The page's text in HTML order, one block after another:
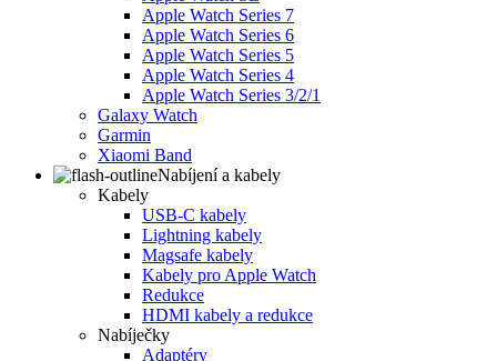
Apple Watch Series 7
Apple Watch Series 6
Apple Watch Series 5
Apple Watch Series 4
Apple Watch Series 3/2/1
Galaxy Watch
Garmin
Xiaomi Band
Nabíjení a kabely
Kabely
USB-C kabely
Lightning kabely
Magsafe kabely
Kabely pro Apple Watch
Redukce
HDMI kabely a redukce
Nabíječky
Adaptéry